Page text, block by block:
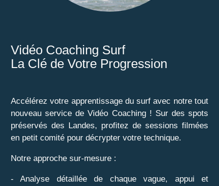
Vidéo Coaching Surf
La Clé de Votre Progression
Accélérez votre apprentissage du surf avec notre tout
nouveau service de Vidéo Coaching ! Sur des spots
préservés des Landes, profitez de sessions filmées
en petit comité pour décrypter votre technique.
Notre approche sur-mesure :
- Analyse détaillée de chaque vague, appui et